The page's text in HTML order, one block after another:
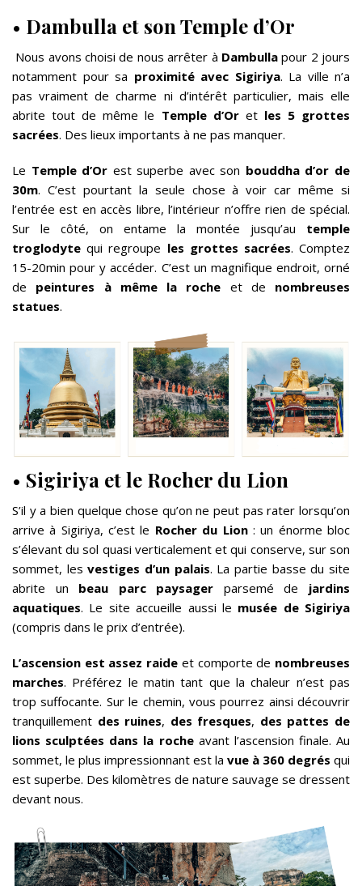
• Dambulla et son Temple d’Or
Nous avons choisi de nous arrêter à Dambullapour 2 jours
notamment pour sa proximité avec Sigiriya. La ville n’a
pas vraiment de charme ni d’intérêt particulier, mais elle
abrite tout de même le Temple d’Oret les 5 grottes
sacrées. Des lieux importants à ne pas manquer.
Le Temple d’Or est superbe avec son bouddha d’or de
30m. C’est pourtant la seule chose à voir car même si
l’entrée est en accès libre, l’intérieur n’offre rien de spécial.
Sur le côté, on entame la montée jusqu’au temple
troglodyte qui regroupe les grottes sacrées. Comptez
15-20min pour y accéder. C’est un magnifique endroit, orné
de peintures à même la roche et de nombreuses
statues.
• Sigiriya et le Rocher du Lion
S’il y a bien quelque chose qu’on ne peut pas rater lorsqu’on
arrive à Sigiriya, c’est le Rocher du Lion: un énorme bloc
s’élevant du sol quasi verticalement et qui conserve, sur son
sommet, lesvestiges d’un palais. La partie basse du site
abrite un beau parc paysager parsemé de jardins
aquatiques. Le site accueille aussi le musée de Sigiriya
(compris dans le prix d’entrée).
L’ascension est assez raide et comporte de nombreuses
marches. Préférez le matin tant que la chaleur n’est pas
trop suffocante. Sur le chemin, vous pourrez ainsi découvrir
tranquillement des ruines, des fresques, des pattes de
lions sculptées dans la rocheavant l’ascension finale. Au
sommet, le plus impressionnant est la vue à 360 degrés qui
est superbe. Des kilomètres de nature sauvage se dressent
devant nous.